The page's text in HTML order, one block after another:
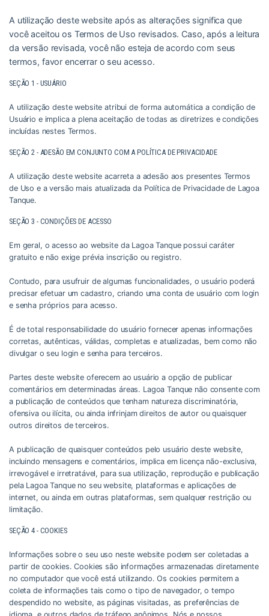
A utilização deste website após as alterações significa que
você aceitou os Termos de Uso revisados. Caso, após a leitura
da versão revisada, você não esteja de acordo com seus
termos, favor encerrar o seu acesso.
SEÇÃO 1 - USUÁRIO
A utilização deste website atribui de forma automática a condição de
Usuário e implica a plena aceitação de todas as diretrizes e condições
incluídas nestes Termos.
SEÇÃO 2 - ADESÃO EM CONJUNTO COM A POLÍTICA DE PRIVACIDADE
A utilização deste website acarreta a adesão aos presentes Termos
de Uso e a versão mais atualizada da Política de Privacidade de Lagoa
Tanque.
SEÇÃO 3 - CONDIÇÕES DE ACESSO
Em geral, o acesso ao website da Lagoa Tanque possui caráter
gratuito e não exige prévia inscrição ou registro.
Contudo, para usufruir de algumas funcionalidades, o usuário poderá
precisar efetuar um cadastro, criando uma conta de usuário com login
e senha próprios para acesso.
É de total responsabilidade do usuário fornecer apenas informações
corretas, autênticas, válidas, completas e atualizadas, bem como não
divulgar o seu login e senha para terceiros.
Partes deste website oferecem ao usuário a opção de publicar
comentários em determinadas áreas. Lagoa Tanque não consente com
a publicação de conteúdos que tenham natureza discriminatória,
ofensiva ou ilícita, ou ainda infrinjam direitos de autor ou quaisquer
outros direitos de terceiros.
A publicação de quaisquer conteúdos pelo usuário deste website,
incluindo mensagens e comentários, implica em licença não-exclusiva,
irrevogável e irretratável, para sua utilização, reprodução e publicação
pela Lagoa Tanque no seu website, plataformas e aplicações de
internet, ou ainda em outras plataformas, sem qualquer restrição ou
limitação.
SEÇÃO 4 - COOKIES
Informações sobre o seu uso neste website podem ser coletadas a
partir de cookies. Cookies são informações armazenadas diretamente
no computador que você está utilizando. Os cookies permitem a
coleta de informações tais como o tipo de navegador, o tempo
despendido no website, as páginas visitadas, as preferências de